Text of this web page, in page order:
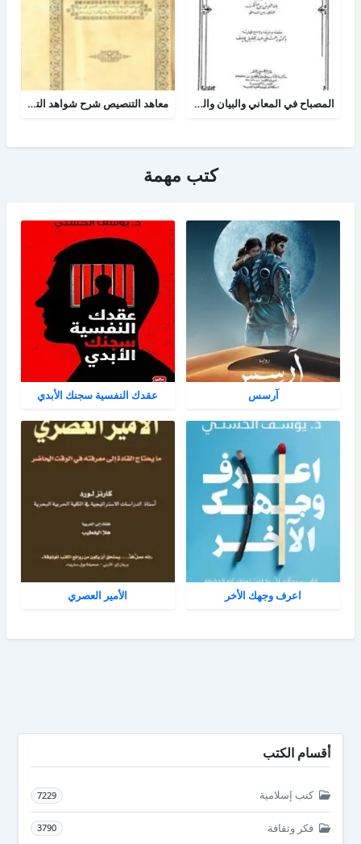
المصباح في المعاني والبيان والبديع معاهد التنصيص شرح شواهد التلخيص وبهامشه بدائع البدائه
كتب مهمة
آرسس عقدك النفسية سجنك الأبدي
اعرف وجهك الأخر الأمير العصري
أقسام الكتب
كتب إسلامية 7229
فكر وثقافة 3790